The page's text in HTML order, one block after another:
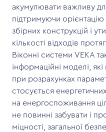
акумулювати важливу
підтримуючи
збірних конструкцій і
кількості відходів
Віконні системи VEKA
інформаційні моделі,
при розрахунках
стосується
на енергоспоживання
не повинні забувати і
міцності, загальної